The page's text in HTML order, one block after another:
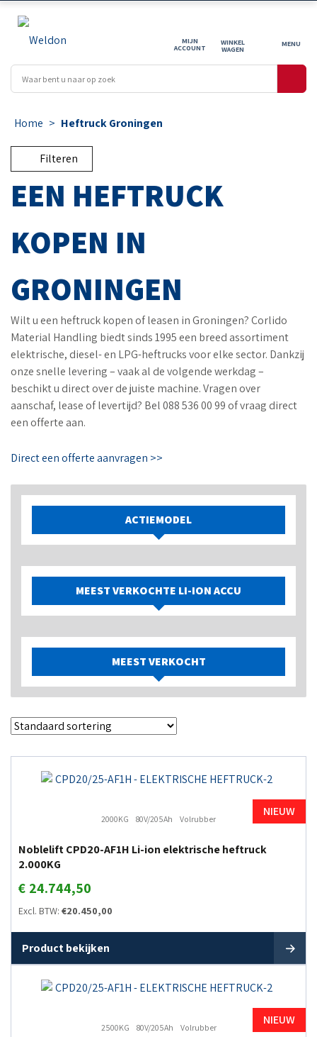
MIJN
ACCOUNT
WINKEL
WAGEN
Home > Heftruck Groningen
Filteren
EEN HEFTRUCK
KOPEN IN
GRONINGEN
Wilt u een heftruck kopen of leasen in Groningen? Corlido
Material Handling biedt sinds 1995 een breed assortiment
elektrische, diesel- en LPG-heftrucks voor elke sector. Dankzij
onze snelle levering – vaak al de volgende werkdag –
beschikt u direct over de juiste machine. Vragen over
aanschaf, lease of levertijd? Bel 088 536 00 99 of vraag direct
een offerte aan.
Direct een offerte aanvragen >>
ACTIEMODEL
MEEST VERKOCHTE LI-ION ACCU
MEEST VERKOCHT
NIEUW
2000KG 80V/205Ah Volrubber
Noblelift CPD20-AF1H Li-ion elektrische heftruck
2.000KG
€ 24.744,50
Excl. BTW: €20.450,00
Product bekijken
NIEUW
2500KG 80V/205Ah Volrubber